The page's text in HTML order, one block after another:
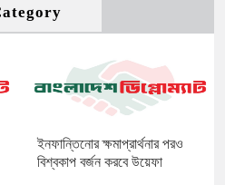
ইনফান্তিনোর ক্ষমাপ্রার্থনার পরও
বিশ্বকাপ বর্জন করবে উয়েফা